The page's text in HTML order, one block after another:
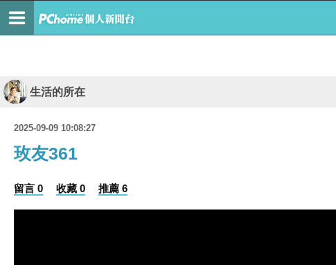
生活的所在
2025-09-09 10:08:27
玫友361
留言 0 收藏 0 推薦 6